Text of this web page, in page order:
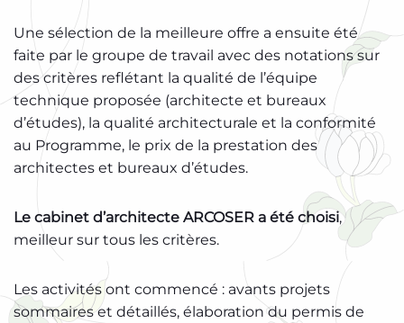
Une sélection de la meilleure offre a ensuite été
faite par le groupe de travail avec des notations sur
des critères reflétant la qualité de l’équipe
technique proposée (architecte et bureaux
d’études), la qualité architecturale et la conformité
au Programme, le prix de la prestation des
architectes et bureaux d’études.
Le cabinet d’architecte ARCOSER a été choisi,
meilleur sur tous les critères.
Les activités ont commencé : avants projets
sommaires et détaillés, élaboration du permis de